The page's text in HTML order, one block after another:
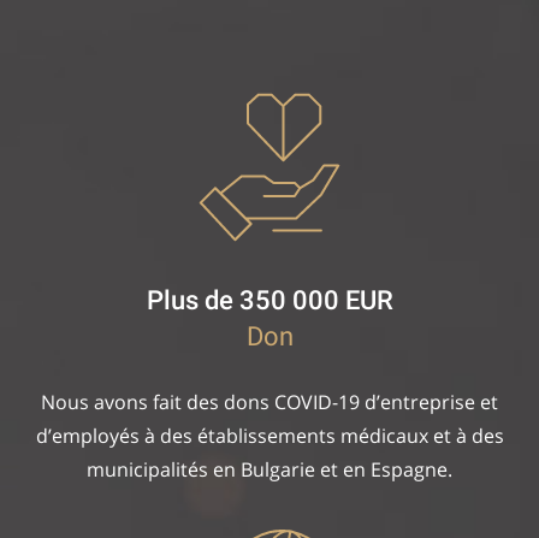
Plus de 350 000 EUR
Don
Nous avons fait des dons COVID-19 d’entreprise et
d’employés à des établissements médicaux et à des
municipalités en Bulgarie et en Espagne.